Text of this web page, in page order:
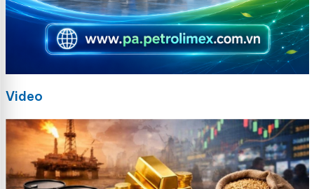
Video